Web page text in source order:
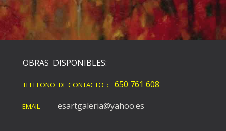
OBRAS DISPONIBLES:
TELEFONO DE CONTACTO : 650 761 608
EMAIL esartgaleria@yahoo.es